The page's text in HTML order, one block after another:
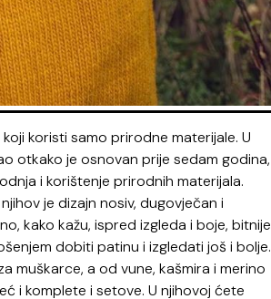
koji koristi samo prirodne materijale. U
otkako je osnovan prije sedam godina,
i korištenje prirodnih materijala.
je dizajn nosiv, dugovječan i
kako kažu, ispred izgleda i boje, bitnije
dobiti patinu i izgledati još i bolje.
muškarce, a od vune, kašmira i merino
i komplete i setove. U njihovoj ćete